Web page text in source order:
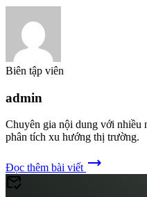
Biên tập viên
admin
Chuyên gia nội dung với nhiều
phân tích xu hướng thị trường.
Đọc thêm bài viết trending_flat
mark_email_read